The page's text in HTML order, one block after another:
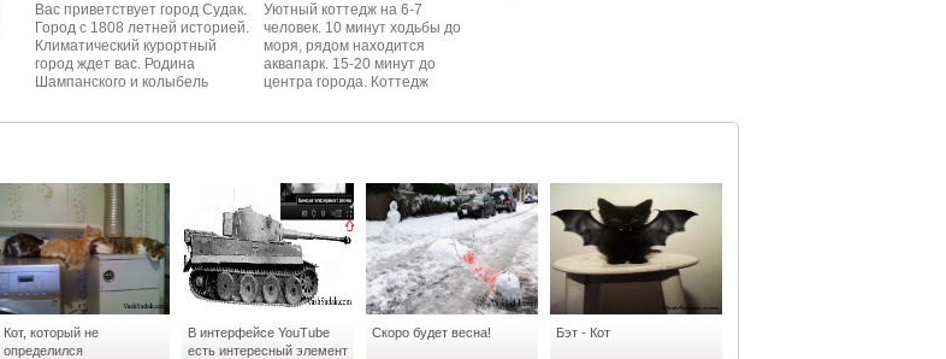
Вас приветствует город Судак.
Город с 1808 летней историей.
Климатический курортный
город ждет вас. Родина
Шампанского и колыбель
Уютный коттедж на 6-7
человек. 10 минут ходьбы до
моря, рядом находится
аквапарк. 15-20 минут до
центра города. Коттедж
Кот, который не
определился
В интерфейсе YouTube
есть интересный элемент
Скоро будет весна! Бэт - Кот